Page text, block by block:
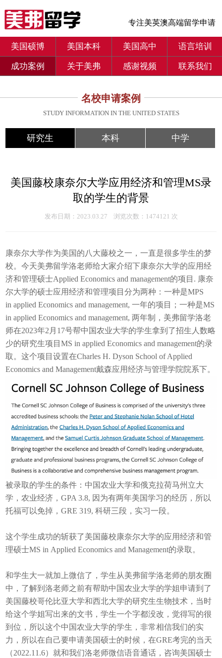
专注美英澳高端留学申请
美国硕博 美国本科 美国高中 语言培训
成功案例 关于美弗 感谢视频 联系我们
名校申请案例
STUDY INFORMATION IN THE UNITED STATES
研究生 本科 中学
美国藤校康奈尔大学应用经济和管理MS录
取的学生的背景
发布日期：2023.03.27 浏览次数：1474121 次
康奈尔大学作为美国的八大藤校之一，一直是很多学生的梦
校。今天美弗留学洛老师给大家介绍下康奈尔大学的应用经
济和管理硕士Applied Economics and management的项目. 康奈
尔大学的硕士应用经济和管理项目分为两种：一种是MPS
in applied Economics and management, 一年的项目；一种是MS
in applied Economics and management, 两年制，美弗留学洛老
师在2023年2月17号帮中国农业大学的学生拿到了招生人数略
少的研究生项目MS in applied Economics and management的录
取。这个项目设置在Charles H. Dyson School of Applied
Economics and Management戴森应用经济与管理学院院系下。
被录取的学生的条件：中国农业大学和俄克拉荷马州立大
学，农业经济，GPA 3.8, 因为有两年美国学习的经历，所以
托福可以免掉，GRE 319, 科研三段，实习一段。
这个学生成功的斩获了美国藤校康奈尔大学的应用经济和管
理硕士MS in Applied Economics and Management的录取。
和学生大一就加上微信了，学生从美弗留学洛老师的朋友圈
中，了解到洛老师之前有帮助中国农业大学的学姐申请到了
美国藤校哥伦比亚大学和西北大学的研究生生物技术，当时
给这个学姐写出来的文书，学生一个字都没改，觉得写的很
到位，所以这个中国农业大学的学生，非常相信我们的实
力，所以在自己要申请美国硕士的时候，在GRE考完的当天
（2022.11.6）就和我们洛老师微信语音通话，咨询美国硕士